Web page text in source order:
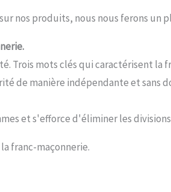
nos produits, nous nous ferons un
Trois mots clés qui caractérisent la
de manière indépendante et sans
et s'efforce d'éliminer les
franc-maçonnerie.